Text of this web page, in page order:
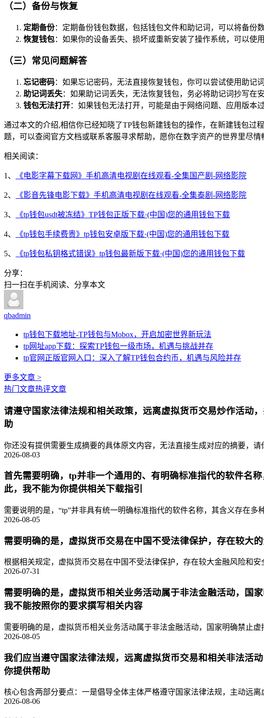
（二）备份与恢复
定期备份：定期备份钱包数据，包括钱包文件和助记词，可以将备份
恢复钱包：如果你的设备丢失、损坏或重新安装了操作系统，可以使
（三）常见问题解答
忘记密码：如果忘记密码，无法直接恢复钱包，你可以尝试使用助记
助记词丢失：如果助记词丢失，无法恢复钱包，务必将助记词抄写在
钱包无法打开：如果钱包无法打开，可能是由于网络问题、应用版本
通过本文的介绍,相信你已经知晓了TP钱包新建钱包的操作，在新建钱包过
题，可以查阅官方文档或联系客服寻求帮助，愿你在数字资产的世界里尽情
相关阅读：
1、 《电影字幕下载网》手机高清电视剧在线观看-全集国产剧-网络影院
2、 《影音先锋电影下载》手机高清电视剧在线观看-全集泰剧-网络影院
3、 《tp钱包usdt被冻结》TP钱包正版下载·(中国)您的通用钱包下载
4、 《tp钱包手续费贵》tp钱包安卓版下载·(中国)您的通用钱包下载
5、 《tp钱包私钥格式错误》tp钱包最新版下载·(中国)您的通用钱包下载
分享：
扫一扫在手机阅读、分享本文
qbadmin
tp钱包下载地址-TP钱包与Mobox，开启加密世界新玩法
tp网址app下载：探索TP钱包一级市场，机遇与挑战并存
tp官网正版官网入口：深入了解TP钱包合约币，机遇与风险并存
更多文章 >
热门文章热评文章
请遵守国家法律法规和相关政策，远离虚拟货币交易炒作活动
助
你还没有提供需要生成摘要的具体原文内容，无法直接生成对应的摘要，
2026-08-03
首先需要明确，tp并非一个通用的、有明确标准指代的软件名
此，我不能为你提供相关下载指引
需要说明的是，“tp”并非具有统一明确标准指代的软件名称，其含义存在
2026-08-05
需要明确的是，虚拟货币交易在中国不受法律保护，存在较大
根据相关规定，虚拟货币交易在中国不受法律保护，存在较大金融风险和
2026-07-31
需要明确的是，虚拟货币相关业务活动属于非法金融活动，国
我不能按照你的要求撰写相关内容
需要明确的是，虚拟货币相关业务活动属于非法金融活动，国家明确禁止
2026-08-05
我们应当遵守国家法律法规，远离虚拟货币交易和相关非法活
你提供帮助
核心包含两部分要点：一是倡导全体主体严格遵守国家法律法规，主动远
2026-08-06